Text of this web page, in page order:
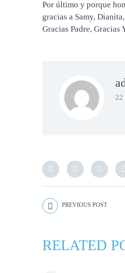
Por último y porque
gracias a Samy,
Gracias Padre,
22
PREVIOUS POST
RELATED